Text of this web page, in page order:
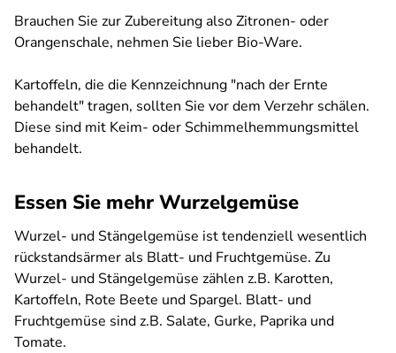
Brauchen Sie zur Zubereitung also Zitronen- oder
Orangenschale, nehmen Sie lieber Bio-Ware.
Kartoffeln, die die Kennzeichnung "nach der Ernte
behandelt" tragen, sollten Sie vor dem Verzehr schälen.
Diese sind mit Keim- oder Schimmelhemmungsmittel
behandelt.
Essen Sie mehr Wurzelgemüse
Wurzel- und Stängelgemüse ist tendenziell wesentlich
rückstandsärmer als Blatt- und Fruchtgemüse. Zu
Wurzel- und Stängelgemüse zählen z.B. Karotten,
Kartoffeln, Rote Beete und Spargel. Blatt- und
Fruchtgemüse sind z.B. Salate, Gurke, Paprika und
Tomate.